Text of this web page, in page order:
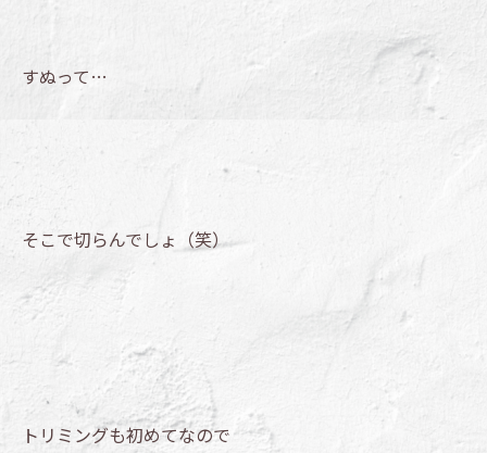
すぬって…
そこで切らんでしょ（笑）
トリミングも初めてなので